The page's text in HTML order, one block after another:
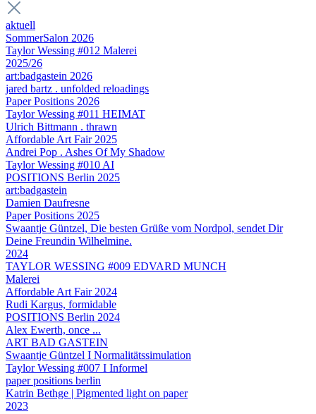
aktuell
SommerSalon 2026
Taylor Wessing #012 Malerei
2025/26
art:badgastein 2026
jared bartz . unfolded reloadings
Paper Positions 2026
Taylor Wessing #011 HEIMAT
Ulrich Bittmann . thrawn
Affordable Art Fair 2025
Andrei Pop . Ashes Of My Shadow
Taylor Wessing #010 AI
POSITIONS Berlin 2025
art:badgastein
Damien Daufresne
Paper Positions 2025
Swaantje Güntzel, Die besten Grüße vom Nordpol, sendet Dir
Deine Freundin Wilhelmine.
2024
TAYLOR WESSING #009 EDVARD MUNCH
Malerei
Affordable Art Fair 2024
Rudi Kargus, formidable
POSITIONS Berlin 2024
Alex Ewerth, once ...
ART BAD GASTEIN
Swaantje Güntzel I Normalitätssimulation
Taylor Wessing #007 I Informel
paper positions berlin
Katrin Bethge | Pigmented light on paper
2023